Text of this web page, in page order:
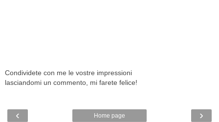
Condividete con me le vostre impressioni
lasciandomi un commento, mi farete felice!
‹ ›
Home page